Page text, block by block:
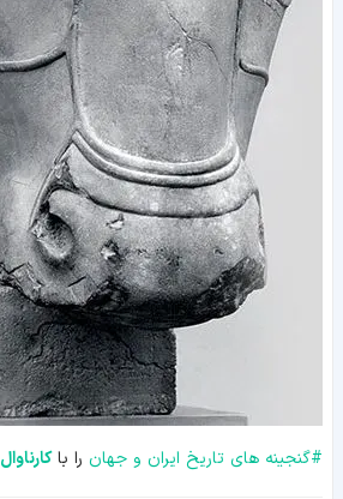
#گنجینه های تاریخ ایران و جهان را باکارناوال